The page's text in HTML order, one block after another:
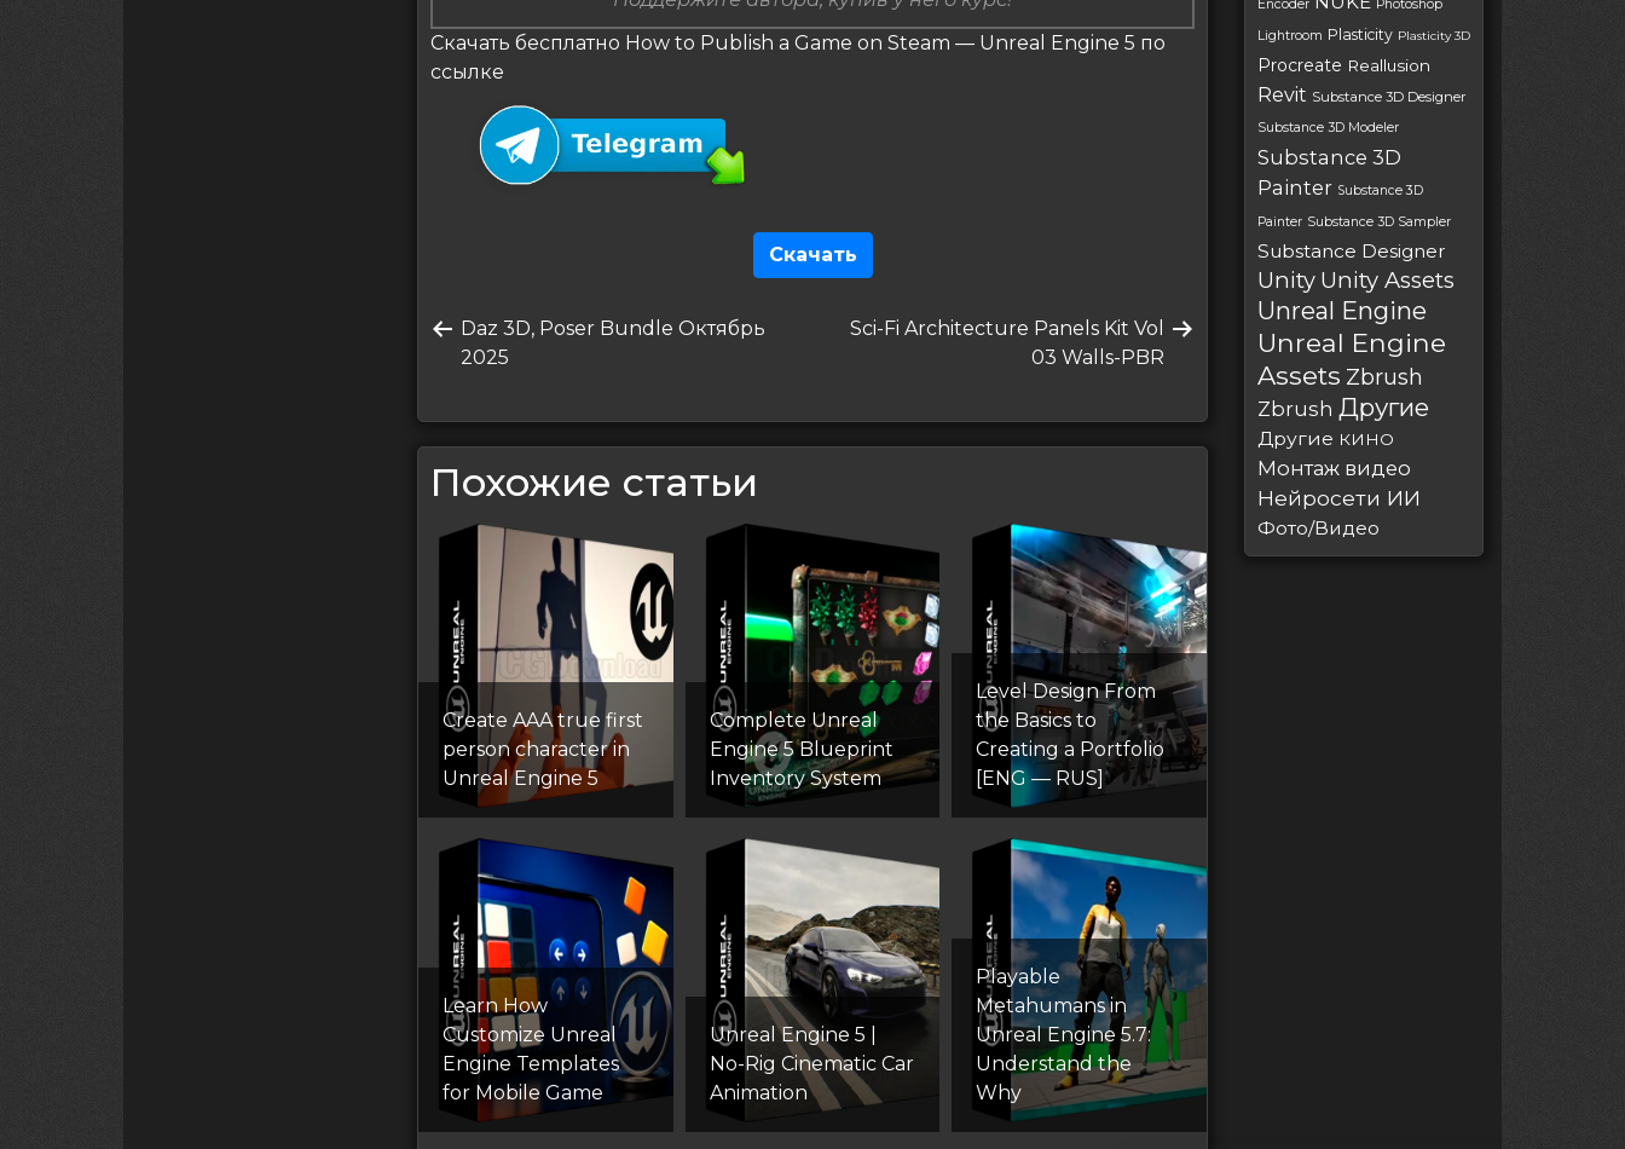
Скачать бесплатно How to Publish a Game on Steam — Unreal Engine 5 по
ссылке
Скачать
поПредыдущая
запись
Daz 3D, Poser Bundle Октябрь
2025
Следующая
Sci-Fi Architecture Panels Kit Vol
03 Walls-PBR
Похожие статьи
Create AAA true first
person character in
Unreal Engine 5
Complete Unreal
Engine 5 Blueprint
Inventory System
Level Design From
the Basics to
Creating a Portfolio
[ENG — RUS]
Learn How
Customize Unreal
Engine Templates
for Mobile Game
Unreal Engine 5 |
No-Rig Cinematic Car
Animation
Playable
Metahumans in
Unreal Engine 5.7:
Understand the
Why
Encoder
Photoshop
Lightroom Plasticity Plasticity 3D
Procreate Reallusion
Revit Substance 3D Designer
Substance 3D Modeler
Substance 3D
Painter Substance 3D
Painter Substance 3D Sampler
Substance Designer
Unity Unity Assets
Unreal Engine
Unreal Engine
Assets Zbrush
Zbrush Другие
Другие КИНО
Монтаж видео
Нейросети ИИ
Фото/Видео